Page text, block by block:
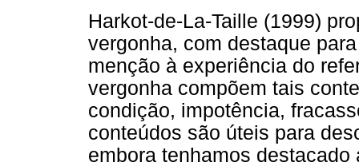
Harkot-de-La-Taille (1999)
vergonha, com destaque
menção à experiência do
vergonha compõem tais
condição, impotência,
conteúdos são úteis para
embora tenhamos